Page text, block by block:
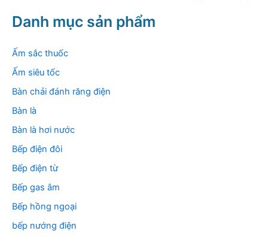
k
i
m
Danh mục sản phẩm
Ấm sắc thuốc
Ấm siêu tốc
Bàn chải đánh răng điện
Bàn là
Bàn là hơi nước
Bếp điện đôi
Bếp điện từ
Bếp gas âm
Bếp hồng ngoại
bếp nướng điện